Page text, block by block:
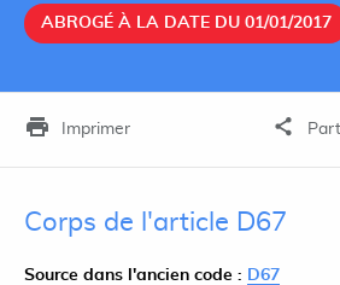
ABROGÉ À LA DATE DU 01/01/2017
Imprimer
Corps de l'article D67
Source dans l'ancien code : D67